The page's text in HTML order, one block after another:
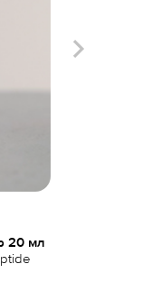
20 мл